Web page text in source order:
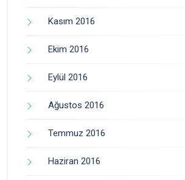
Kasım 2016
Ekim 2016
Eylül 2016
Ağustos 2016
Temmuz 2016
Haziran 2016